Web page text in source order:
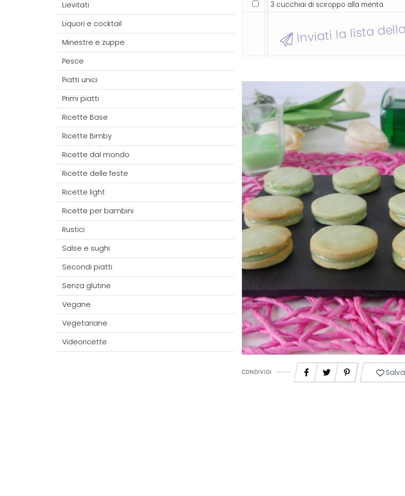
Lievitati
Liquori e cocktail
Minestre e zuppe
Pesce
Piatti unici
Primi piatti
Ricette Base
Ricette Bimby
Ricette dal mondo
Ricette delle feste
Ricette light
Ricette per bambini
Rustici
Salse e sughi
Secondi piatti
Senza glutine
Vegane
Vegetariane
Videoricette
3 cucchiai di sciroppo alla menta
Inviati la lista
CONDIVIDI Salva